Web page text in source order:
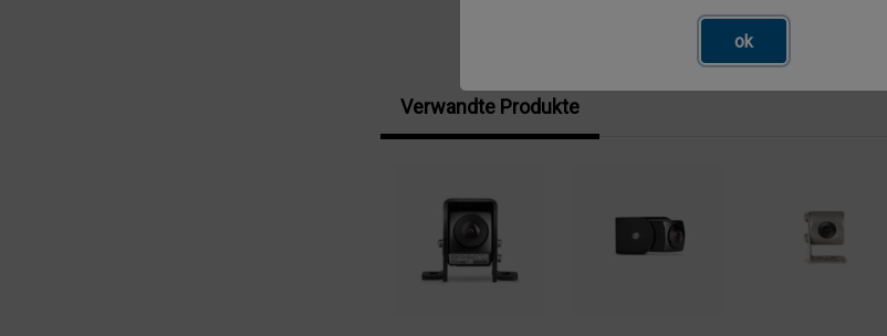
Verwandte Produkte
ok